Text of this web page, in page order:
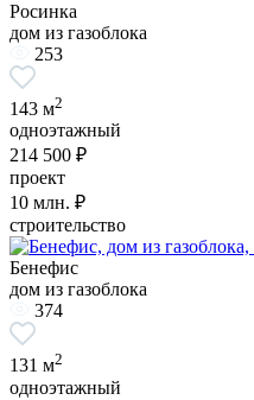
Росинка
дом из газоблока
253
143 м2
одноэтажный
214 500 ₽
проект
10 млн. ₽
строительство
Бенефис
дом из газоблока
374
131 м2
одноэтажный